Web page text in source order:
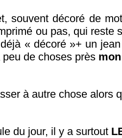
souvent décoré de
ou pas, qui reste
« décoré »+ un
de choses près
à autre chose alors
du jour, il y a surtout